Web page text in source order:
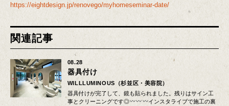
https://eightdesign.jp/renovego/myhomeseminar-date/
関連記事
08.28
器具付け
WILLLUMINOUS（杉並区・美容院）
器具付けが完了して、鏡も貼られました。残りはサイン工
事とクリーニングです◎
インスタライブで施工の裏